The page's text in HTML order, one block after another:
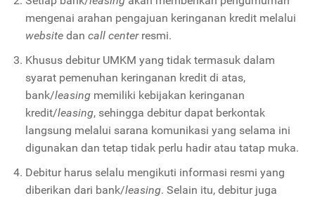
mengenai arahan pengajuan keringanan kredit melalui
websitedan call centerresmi.
Khusus debitur UMKM yang tidak termasuk dalam
syarat pemenuhan keringanan kredit di atas,
bank/leasingmemiliki kebijakan keringanan
kredit/leasing, sehingga debitur dapat berkontak
langsung melalui sarana komunikasi yang selama ini
digunakan dan tetap tidak perlu hadir atau tatap muka.
Debitur harus selalu mengikuti informasi resmi yang
diberikan dari bank/leasing. Selain itu, debitur juga